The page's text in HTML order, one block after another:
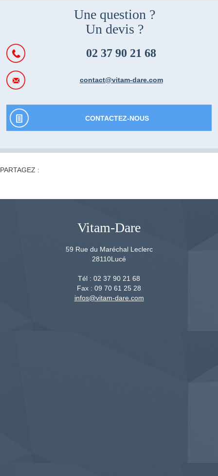
Une question ?
Un devis ?
02 37 90 21 68
contact@vitam-dare.com
CONTACTEZ-NOUS
PARTAGEZ :
Vitam-Dare
59 Rue du Maréchal Leclerc
28110Lucé
Tél : 02 37 90 21 68
Fax : 09 70 61 25 28
infos@vitam-dare.com